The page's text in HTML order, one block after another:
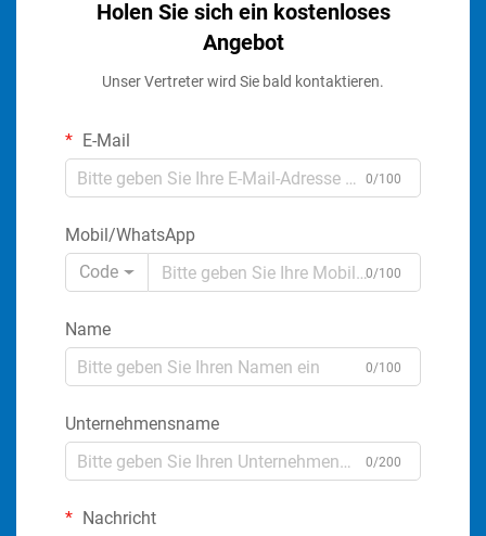
Holen Sie sich ein kostenloses
Angebot
Unser Vertreter wird Sie bald kontaktieren.
E-Mail
0/100
Mobil/WhatsApp
Code
0/100
Name
0/100
Unternehmensname
0/200
Nachricht